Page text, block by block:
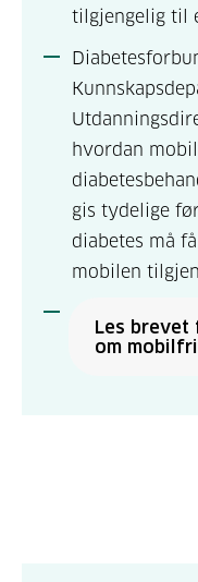
tilgjengelig til
hvordan
gis tydelige
diabetes må
mobilen
Les brevet
om